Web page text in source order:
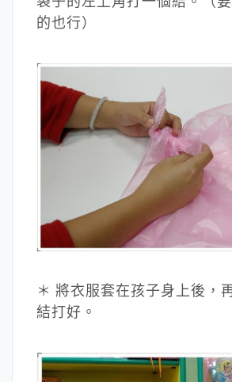
的也行）
＊ 將衣服套在孩子身上後，
結打好。